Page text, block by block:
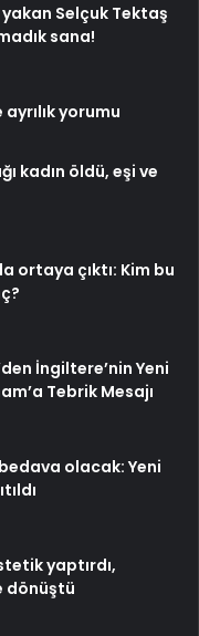
Selçuk Tektaş
sana!
yorumu
kadın öldü, eşi ve
ortaya çıktı: Kim bu
İngiltere’nin Yeni
Tebrik Mesajı
olacak: Yeni
yaptırdı,
dönüştü